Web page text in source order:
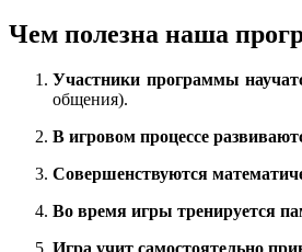
Чем полезна наша
Участники программы
общения).
В игровом процессе
Совершенствуются
Во время игры тренируется